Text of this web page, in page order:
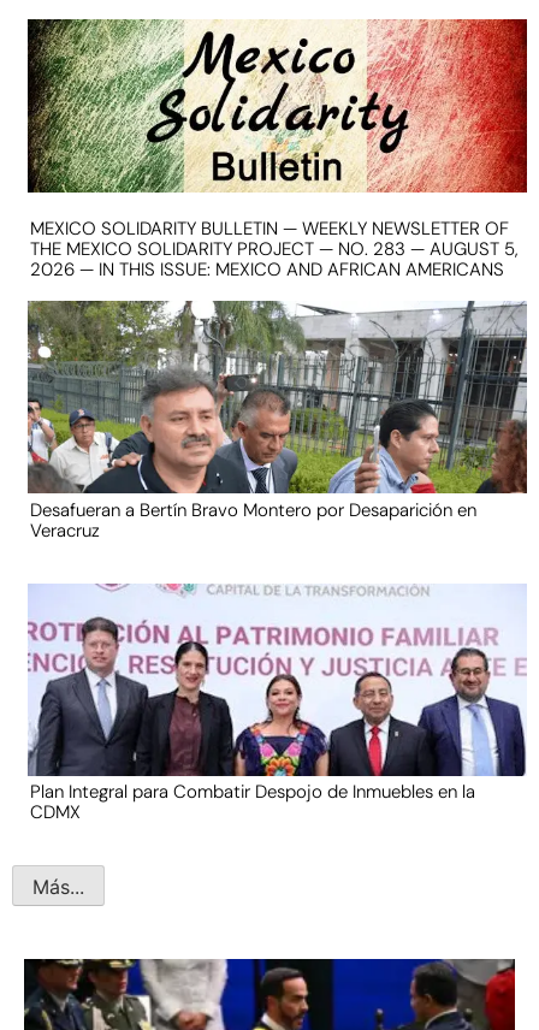
MEXICO SOLIDARITY BULLETIN — WEEKLY NEWSLETTER OF
THE MEXICO SOLIDARITY PROJECT — NO. 283 — AUGUST 5,
2026 — IN THIS ISSUE: MEXICO AND AFRICAN AMERICANS
Desafueran a Bertín Bravo Montero por Desaparición en
Veracruz
Plan Integral para Combatir Despojo de Inmuebles en la
CDMX
Más...